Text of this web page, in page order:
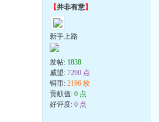
【并非有意】
新手上路
发帖: 1838
威望: 7290 点
铜币: 2196 枚
贡献值: 0 点
好评度: 0 点